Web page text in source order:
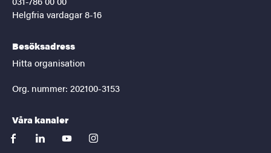
Helgfria vardagar 8-16
Besöksadress
Hitta organisation
Org. nummer: 202100-3153
Våra kanaler
facebooklinkedinyoutubeinstagram